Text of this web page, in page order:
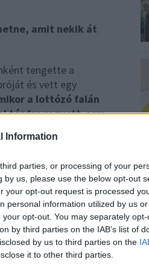
Information
parties, or processing of your
us, please use the below opt-out
your opt-out request is processed
personal information utilized by us
opt-out. You may separately
by third parties on the IAB’s list of
by us to third parties on the
it to other third parties.
amit nekik át
tengette a
és vett egy
a lottózó falán
térdre rogyott, nem
hirtelen nem tudták
egy családi
milyen drága autót
Zsiguli. Mondom,